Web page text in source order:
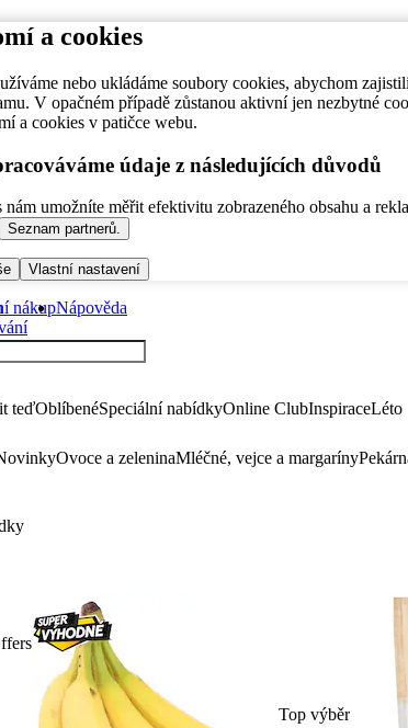
a cookies
nebo ukládáme soubory cookies, abychom
V opačném případě zůstanou aktivní jen nezbytné
a cookies v patičce webu.
údaje z následujících důvodů
umožníte měřit efektivitu zobrazeného obsahu a
Seznam partnerů.
Vlastní nastavení
nákupNápověda
teďOblíbenéSpeciální nabídkyOnline ClubInspiraceLéto
Ovoce a zeleninaMléčné, vejce a margaríny
Top výběr